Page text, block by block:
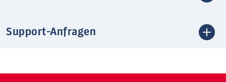
Support-Anfragen